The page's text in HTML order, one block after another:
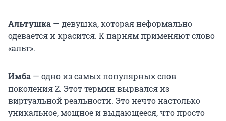
Альтушка — девушка, которая неформально
одевается и красится. К парням применяют слово
«альт».
Имба — одно из самых популярных слов
поколения Z. Этот термин вырвался из
виртуальной реальности. Это нечто настолько
уникальное, мощное и выдающееся, что просто